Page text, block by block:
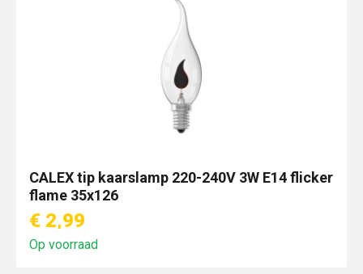
CALEX tip kaarslamp 220-240V 3W E14 flicker
flame 35x126
€ 2,99
Op voorraad